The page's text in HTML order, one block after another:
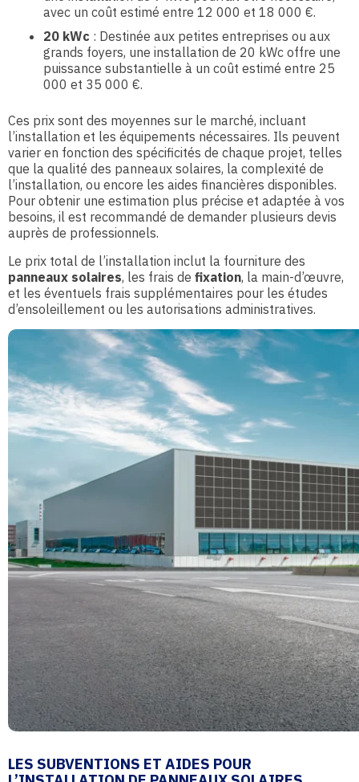
avec un coût estimé entre 12 000 et 18 000 €.
20 kWc : Destinée aux petites entreprises ou aux
grands foyers, une installation de 20 kWc offre une
puissance substantielle à un coût estimé entre 25
000 et 35 000 €.
Ces prix sont des moyennes sur le marché, incluant
l’installation et les équipements nécessaires. Ils peuvent
varier en fonction des spécificités de chaque projet, telles
que la qualité des panneaux solaires, la complexité de
l’installation, ou encore les aides financières disponibles.
Pour obtenir une estimation plus précise et adaptée à vos
besoins, il est recommandé de demander plusieurs devis
auprès de professionnels.
Le prix total de l’installation inclut la fourniture des
panneaux solaires, les frais de fixation, la main-d’œuvre,
et les éventuels frais supplémentaires pour les études
d’ensoleillement ou les autorisations administratives.
LES SUBVENTIONS ET AIDES POUR